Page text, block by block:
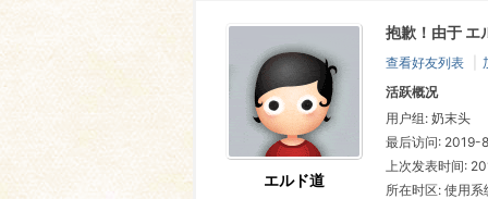
吴
エルド道
抱歉！由于 エ
查看好友列表
活跃概况
用户组: 奶末头
最后访问: 2019-
上次发表时间:
所在时区: 使用系